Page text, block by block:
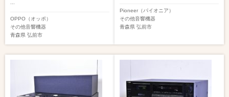
OPPO（オッポ）
その他音響機器
青森県 弘前市
Pioneer（パイオニア）
その他音響機器
青森県 弘前市